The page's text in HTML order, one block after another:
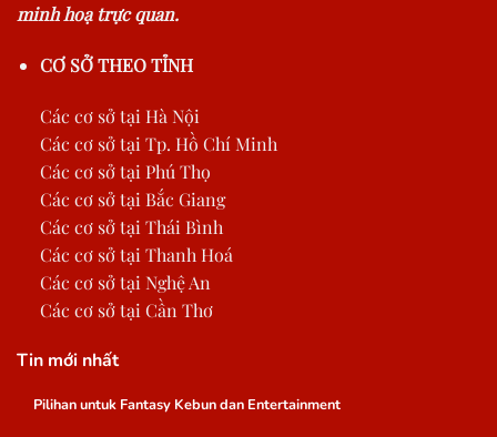
minh hoạ trực quan.
CƠ SỞ THEO TỈNH
Các cơ sở tại Hà Nội
Các cơ sở tại Tp. Hồ Chí Minh
Các cơ sở tại Phú Thọ
Các cơ sở tại Bắc Giang
Các cơ sở tại Thái Bình
Các cơ sở tại Thanh Hoá
Các cơ sở tại Nghệ An
Các cơ sở tại Cần Thơ
Tin mới nhất
Pilihan untuk Fantasy Kebun dan Entertainment